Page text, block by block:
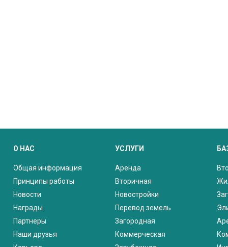
О НАС
Общая информация
Принципы работы
Новости
Награды
Партнеры
Наши друзья
УСЛУГИ
Аренда
Вторичная
Новостройки
Перевод земель
Загородная
Коммерческая